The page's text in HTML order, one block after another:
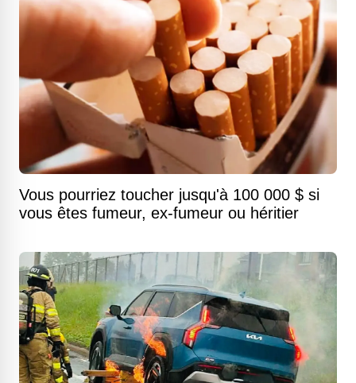
Vous pourriez toucher jusqu'à 100 000 $ si
vous êtes fumeur, ex-fumeur ou héritier